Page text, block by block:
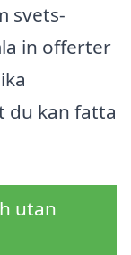
svets-
in offerter
du kan fatta
utan